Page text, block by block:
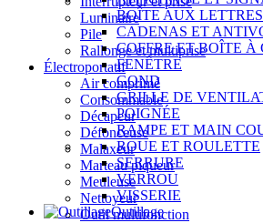
Luminaire
Pile
Rallonge et multiprise
Électroportatif
Air comprimé
Consommable
Décapeur
Défonceuse
Malaxeur
Marteau piqueur
Meuleuse
Nettoyeur
Outil multifonction
BOÎTE AUX LETTRES
CADENAS ET
COFFRE ET BOÎTE À
FENÊTRE
GOND
GRILLE DE
POIGNÉE
RAMPE ET MAIN
ROUE ET ROULETTE
SERRURE
VERROU
VISSERIE
Outillage